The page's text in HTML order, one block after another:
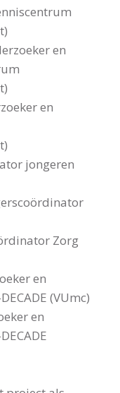
en
en
jongeren
Zorg
en
(VUmc)
en